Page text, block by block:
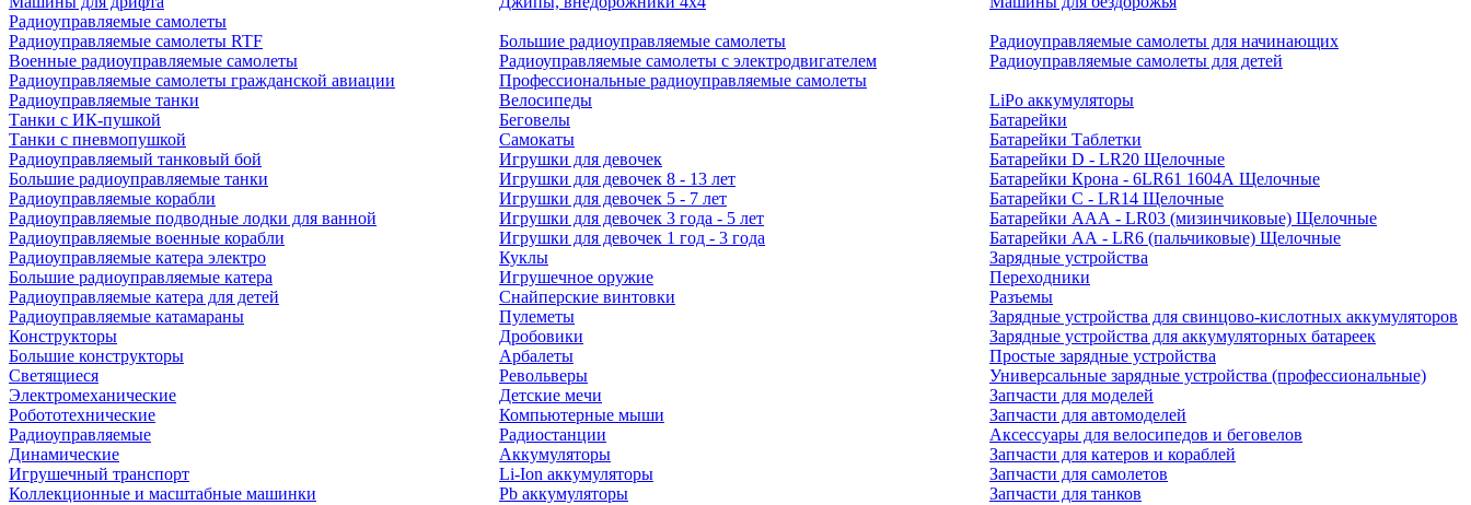
Радиоуправляемые самолеты
Радиоуправляемые самолеты RTF
Военные радиоуправляемые самолеты
Радиоуправляемые самолеты гражданской авиации
Большие радиоуправляемые самолеты
Радиоуправляемые самолеты с электродвигателем
Профессиональные радиоуправляемые самолеты
Радиоуправляемые самолеты для начинающих
Радиоуправляемые самолеты для детей
Радиоуправляемые танки
Танки с ИК-пушкой
Танки с пневмопушкой
Радиоуправляемый танковый бой
Большие радиоуправляемые танки
Радиоуправляемые корабли
Радиоуправляемые подводные лодки для ванной
Радиоуправляемые военные корабли
Радиоуправляемые катера электро
Большие радиоуправляемые катера
Радиоуправляемые катера для детей
Радиоуправляемые катамараны
Конструкторы
Большие конструкторы
Светящиеся
Электромеханические
Робототехнические
Радиоуправляемые
Динамические
Игрушечный транспорт
Коллекционные и масштабные машинки
Велосипеды
Беговелы
Самокаты
Игрушки для девочек
Игрушки для девочек 8 - 13 лет
Игрушки для девочек 5 - 7 лет
Игрушки для девочек 3 года - 5 лет
Игрушки для девочек 1 год - 3 года
Куклы
Игрушечное оружие
Снайперские винтовки
Пулеметы
Дробовики
Арбалеты
Револьверы
Детские мечи
Компьютерные мыши
Радиостанции
Аккумуляторы
Li-Ion аккумуляторы
Pb аккумуляторы
LiPo аккумуляторы
Батарейки
Батарейки Таблетки
Батарейки D - LR20 Щелочные
Батарейки Крона - 6LR61 1604A Щелочные
Батарейки C - LR14 Щелочные
Батарейки AAA - LR03 (мизинчиковые) Щелочные
Батарейки AA - LR6 (пальчиковые) Щелочные
Зарядные устройства
Переходники
Разъемы
Зарядные устройства для свинцово-кислотных аккумуляторов
Зарядные устройства для аккумуляторных батареек
Простые зарядные устройства
Универсальные зарядные устройства (профессиональные)
Запчасти для моделей
Запчасти для автомоделей
Аксессуары для велосипедов и беговелов
Запчасти для катеров и кораблей
Запчасти для самолетов
Запчасти для танков